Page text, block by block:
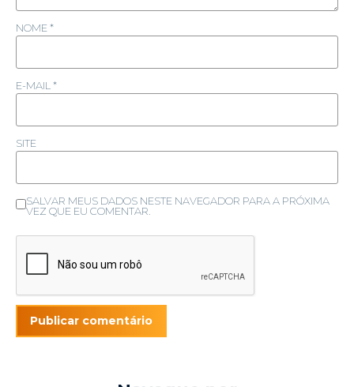
NOME *
E-MAIL *
SITE
SALVAR MEUS DADOS NESTE NAVEGADOR PARA A PRÓXIMA
VEZ QUE EU COMENTAR.